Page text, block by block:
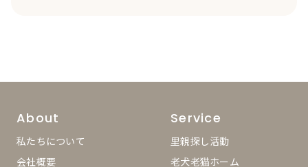
About
私たちについて
会社概要
Service
里親探し活動
老犬老猫ホーム